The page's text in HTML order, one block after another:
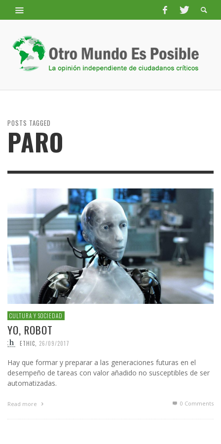
POSTS TAGGED
PARO
CULTURA Y SOCIEDAD
YO, ROBOT
ETHIC 26/09/2017
Hay que formar y preparar a las generaciones futuras en el
desempeño de tareas con valor añadido no susceptibles de ser
automatizadas.
Read more 0 Comments